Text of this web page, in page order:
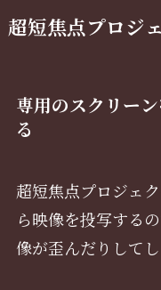
超短焦点プロジ
専用のスクリー
る
超短焦点プロジェ
ら映像を投写する
像が歪んだりして